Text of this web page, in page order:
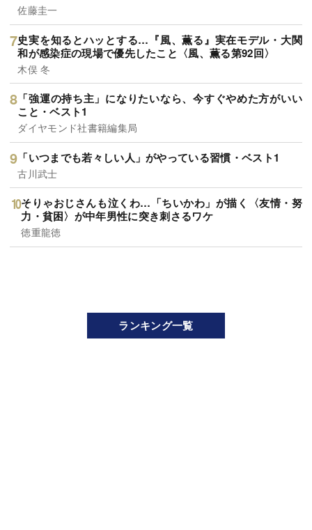
佐藤圭一
史実を知るとハッとする…『風、薫る』実在モデル・大関
和が感染症の現場で優先したこと〈風、薫る第92回〉
木俣 冬
「強運の持ち主」になりたいなら、今すぐやめた方がいい
こと・ベスト1
ダイヤモンド社書籍編集局
「いつまでも若々しい人」がやっている習慣・ベスト1
古川武士
そりゃおじさんも泣くわ…「ちいかわ」が描く〈友情・努
力・貧困〉が中年男性に突き刺さるワケ
徳重龍徳
ランキング一覧